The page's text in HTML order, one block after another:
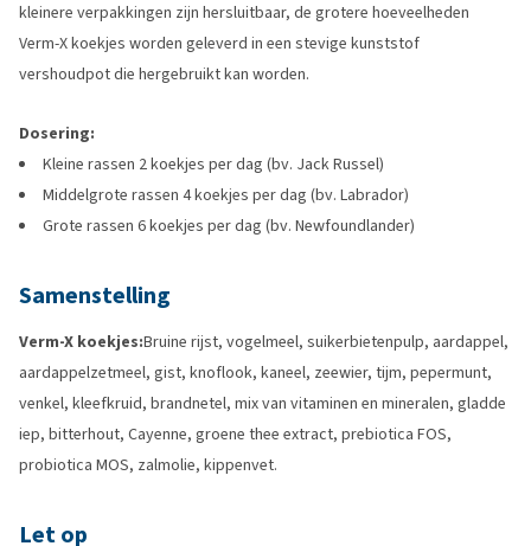
kleinere verpakkingen zijn hersluitbaar, de grotere hoeveelheden
Verm-X koekjes worden geleverd in een stevige kunststof
vershoudpot die hergebruikt kan worden.
Dosering:
Kleine rassen 2 koekjes per dag (bv. Jack Russel)
Middelgrote rassen 4 koekjes per dag (bv. Labrador)
Grote rassen 6 koekjes per dag (bv. Newfoundlander)
Samenstelling
Verm-X koekjes:Bruine rijst, vogelmeel, suikerbietenpulp, aardappel,
aardappelzetmeel, gist, knoflook, kaneel, zeewier, tijm, pepermunt,
venkel, kleefkruid, brandnetel, mix van vitaminen en mineralen, gladde
iep, bitterhout, Cayenne, groene thee extract, prebiotica FOS,
probiotica MOS, zalmolie, kippenvet.
Let op